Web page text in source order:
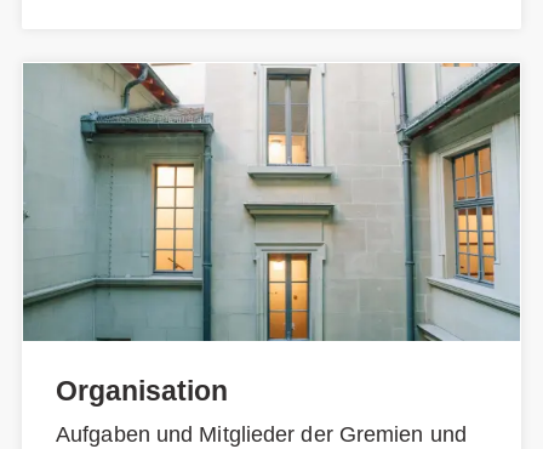
Organisation
Aufgaben und Mitglieder der Gremien und